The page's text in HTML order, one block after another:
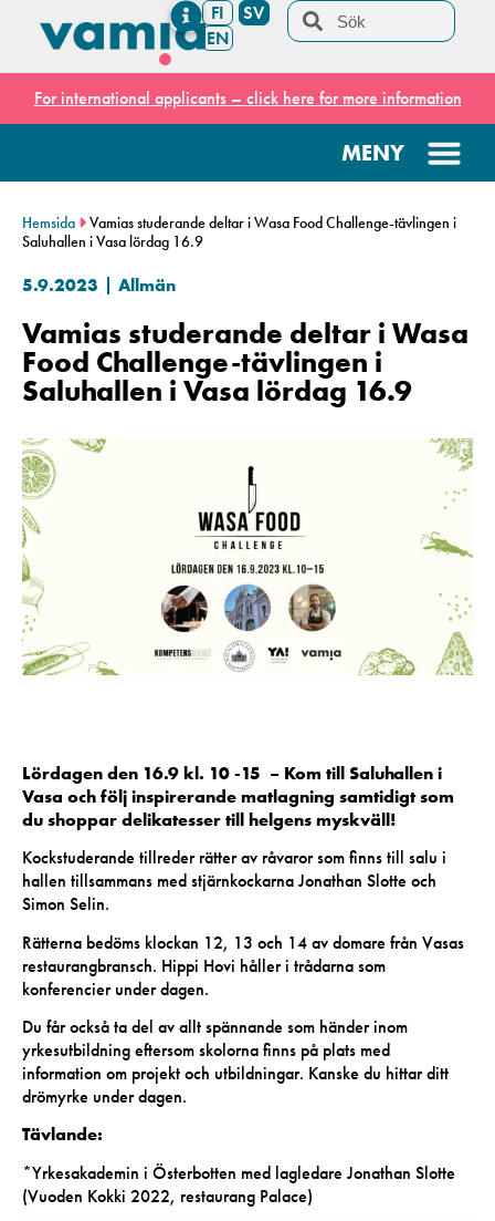
FI
SV
EN
For international applicants – click here for more information
Hemsida
Vamias studerande deltar i Wasa Food Challenge-tävlingen i
Saluhallen i Vasa lördag 16.9
5.9.2023 Allmän
Vamias studerande deltar i Wasa
Food Challenge-tävlingen i
Saluhallen i Vasa lördag 16.9
Lördagen den 16.9 kl. 10 -15 – Kom till Saluhallen i
Vasa och följ inspirerande matlagning samtidigt som
du shoppar delikatesser till helgens myskväll!
Kockstuderande tillreder rätter av råvaror som finns till salu i
hallen tillsammans med stjärnkockarna Jonathan Slotte och
Simon Selin.
Rätterna bedöms klockan 12, 13 och 14 av domare från Vasas
restaurangbransch. Hippi Hovi håller i trådarna som
konferencier under dagen.
Du får också ta del av allt spännande som händer inom
yrkesutbildning eftersom skolorna finns på plats med
information om projekt och utbildningar. Kanske du hittar ditt
drömyrke under dagen.
Tävlande:
*Yrkesakademin i Österbotten med lagledare Jonathan Slotte
(Vuoden Kokki 2022, restaurang Palace)